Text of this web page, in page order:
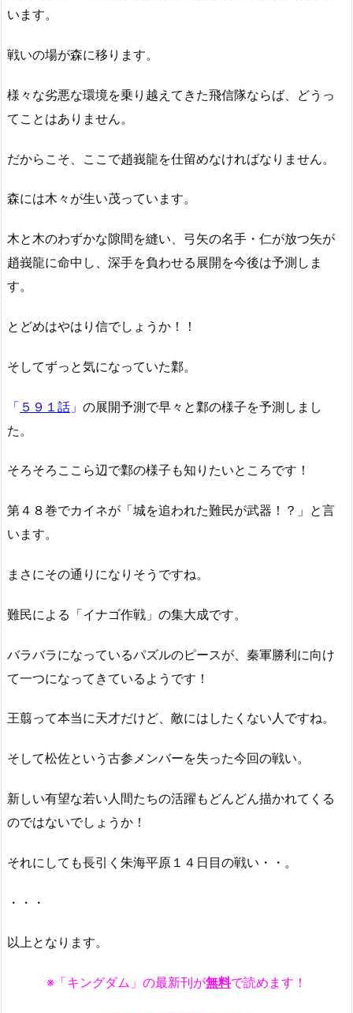
います。
戦いの場が森に移ります。
様々な劣悪な環境を乗り越えてきた飛信隊ならば、どうっ
てことはありません。
だからこそ、ここで趙峩龍を仕留めなければなりません。
森には木々が生い茂っています。
木と木のわずかな隙間を縫い、弓矢の名手・仁が放つ矢が
趙峩龍に命中し、深手を負わせる展開を今後は予測しま
す。
とどめはやはり信でしょうか！！
そしてずっと気になっていた鄴。
「 ５９１話 」 の展開予測で早々と鄴の様子を予測しまし
た。
そろそろここら辺で鄴の様子も知りたいところです！
第４８巻でカイネが「城を追われた難民が武器！？」と言
います。
まさにその通りになりそうですね。
難民による「イナゴ作戦」の集大成です。
バラバラになっているパズルのピースが、秦軍勝利に向け
て一つになってきているようです！
王翦って本当に天才だけど、敵にはしたくない人ですね。
そして松佐という古参メンバーを失った今回の戦い。
新しい有望な若い人間たちの活躍もどんどん描かれてくる
のではないでしょうか！
それにしても長引く朱海平原１４日目の戦い・・。
・・・
以上となります。
※「キングダム」の最新刊が無料で読めます！